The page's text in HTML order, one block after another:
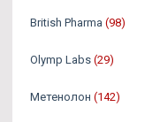
British Pharma (98)
Olymp Labs (29)
Метенолон (142)